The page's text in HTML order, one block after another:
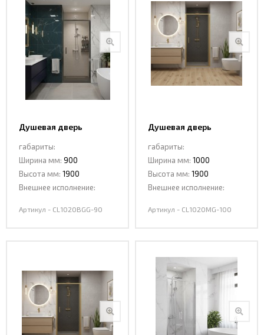
Душевая дверь
90 DARK GREY
габариты:
Ширина мм: 900
Высота мм: 1900
Внешнее исполнение:
Артикул - CL1020BGG-90
Душевая дверь
100 MATT GOLD
габариты:
Ширина мм: 1000
Высота мм: 1900
Внешнее исполнение:
Артикул - CL1020MG-100